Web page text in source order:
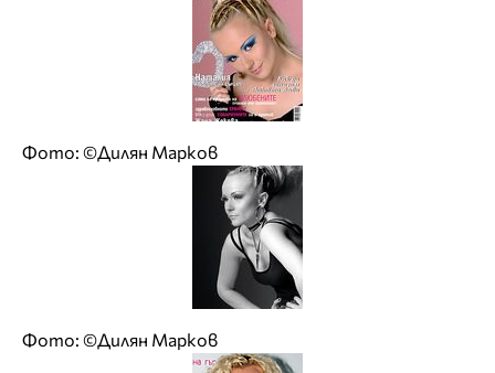
Фото: ©Дилян Марков
Фото: ©Дилян Марков